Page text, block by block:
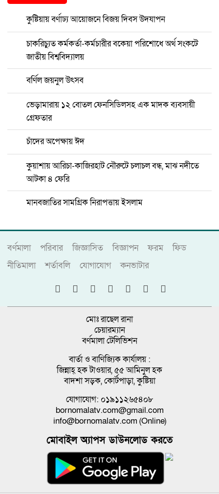
কুষ্টিয়ায় বর্ণাঢ্য আয়োজনে বিজয় দিবস উদযাপন
চাকরিচ্যুত কর্মকর্তা-কর্মচারীর বকেয়া পরিশোধে অর্থ সংকটে
জাতীয় বিশ্ববিদ্যালয়
বর্ণিল জয়নুল উৎসব
ভেড়ামারায় ১২ বোতল ফেনসিডিলসহ এক মাদক ব্যবসায়ী
গ্রেফতার
চাঁদের অপেক্ষায় ঈদ
কুয়াশায় আরিচা-কাজিরহাট নৌরুটে চলাচল বন্ধ, মাঝ নদীতে
আটকা ৪ ফেরি
মানবজাতির সামগ্রিক নিরাপত্তায় ইসলাম
বর্ণমালা পরিবার জিজ্ঞাসিত বিজ্ঞাপন ফরম
ফিড
নীতিমালা
শর্তাবলি যোগাযোগ কনভাটার
মোঃ রাছেল রানা
চেয়ারম্যান
বর্ণমালা টেলিভিশন
বার্তা ও বাণিজ্যিক কার্যালয় :
জিন্নাহ্ হক টাওয়ার, ৫৫ আমিনুল হক
বাদশা সড়ক, কোর্টপাড়া, কুষ্টিয়া
যোগাযোগ: ০১৯১১২৬৫৪০৮
bornomalatv.com@gmail.com
info@bornomalatv.com (Online)
মোবাইল অ্যাপস ডাউনলোড করতে